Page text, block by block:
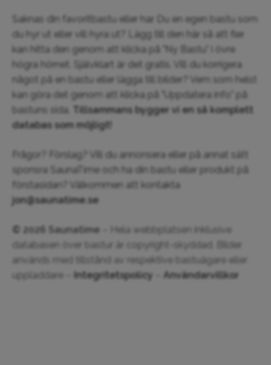
Saknas din favoritbastu eller har Du en egen bastu som
du hyr ut eller vill hyra ut? Lägg till den här så att fler
kan hitta den genom att klicka på "Ny Bastu" i övre
högra hörnet. Självklart är det gratis. Vill du korrigera
något på en bastu eller lägga till bilder? Vem som helst
kan göra det genom att klicka på "Uppdatera info" på
bastuns sida.
Tillsammans bygger vi en så komplett
databas som möjligt!
Frågor? Förslag? Vill du annonsera eller på annat sätt
sponsra SaunaTime och ha din bastu eller produkt på
förstasidan? Välkommen att kontakta
jon@saunatime.se
© 2026 Saunatime – Hela webbplatsen inklusive
databasen över bastur är copyright-skyddad. Bilder
används med tillstånd av respektive bastuägare eller
uppladdare –
Integritetspolicy Användarvillkor